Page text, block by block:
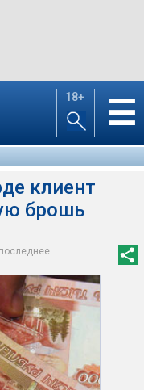
18+ ☰
клиент
брошь